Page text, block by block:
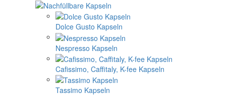
Dolce Gusto Kapseln
Nespresso Kapseln
Cafissimo, Caffitaly, K-fee Kapseln
Tassimo Kapseln